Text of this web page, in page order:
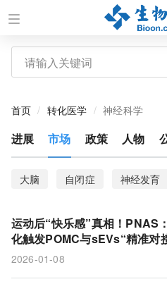
首页 转化医学 神经科学
进展 市场 政策 人物
大脑 自闭症 神经发育
慢性疼痛
骨质疏松症
精神分裂症
运动后“快乐感”真相！PNAS
化触发POMC与sEVs“精准对
激素转运与内分泌调控
2026-01-08